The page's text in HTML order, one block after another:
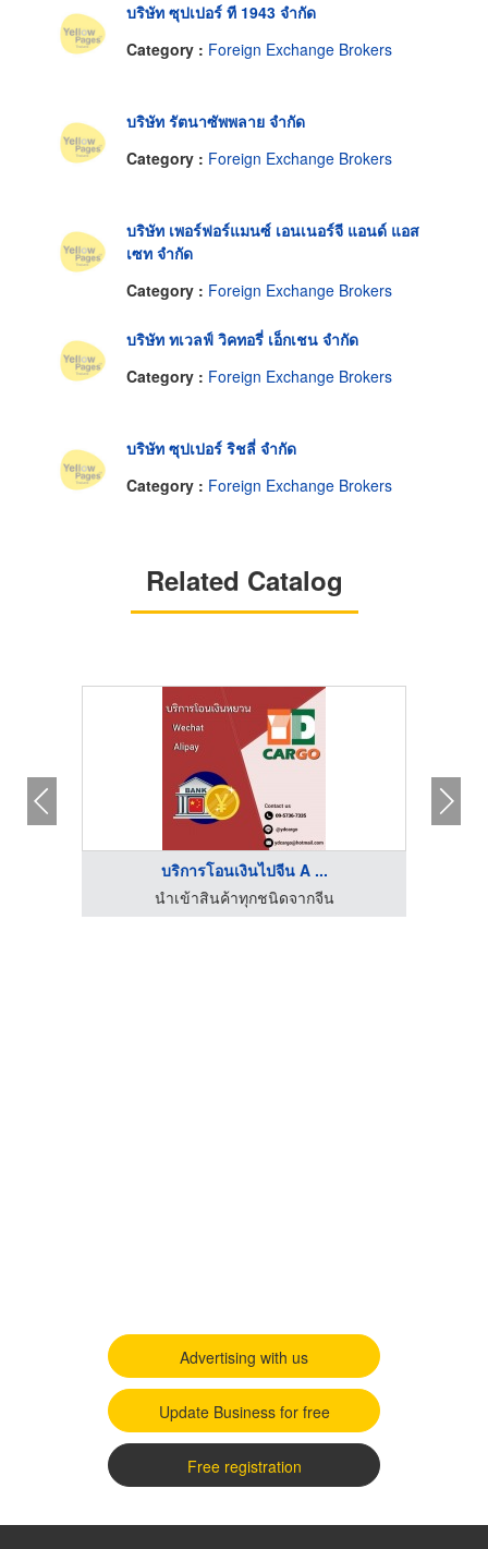
บริษัท ซุปเปอร์ ที 1943 จำกัด
Category : Foreign Exchange Brokers
บริษัท รัตนาซัพพลาย จำกัด
Category : Foreign Exchange Brokers
บริษัท เพอร์ฟอร์แมนซ์ เอนเนอร์จี แอนด์ แอส
เซท จำกัด
Category : Foreign Exchange Brokers
บริษัท ทเวลฟ์ วิคทอรี่ เอ็กเชน จำกัด
Category : Foreign Exchange Brokers
บริษัท ซุปเปอร์ ริชลี่ จำกัด
Category : Foreign Exchange Brokers
Related Catalog
บริการโอนเงินไปจีน A ...
นำเข้าสินค้าทุกชนิดจากจีน
Advertising with us
Update Business for free
Free registration